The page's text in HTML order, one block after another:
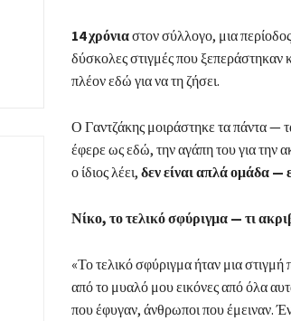
14 χρόνιαστον σύλλογο, μια
δύσκολες στιγμές που ξεπεράστηκαν
πλέον εδώ για να τη ζήσει.
Ο Γαντζάκης μοιράστηκε τα πάντα —
έφερε ως εδώ, την αγάπη του για την
ο ίδιος λέει, δεν είναι απλά ομάδα —
Νίκο, το τελικό σφύριγμα — τι
«Το τελικό σφύριγμα ήταν μια
από το μυαλό μου εικόνες από όλα
που έφυγαν, άνθρωποι που έμειναν.